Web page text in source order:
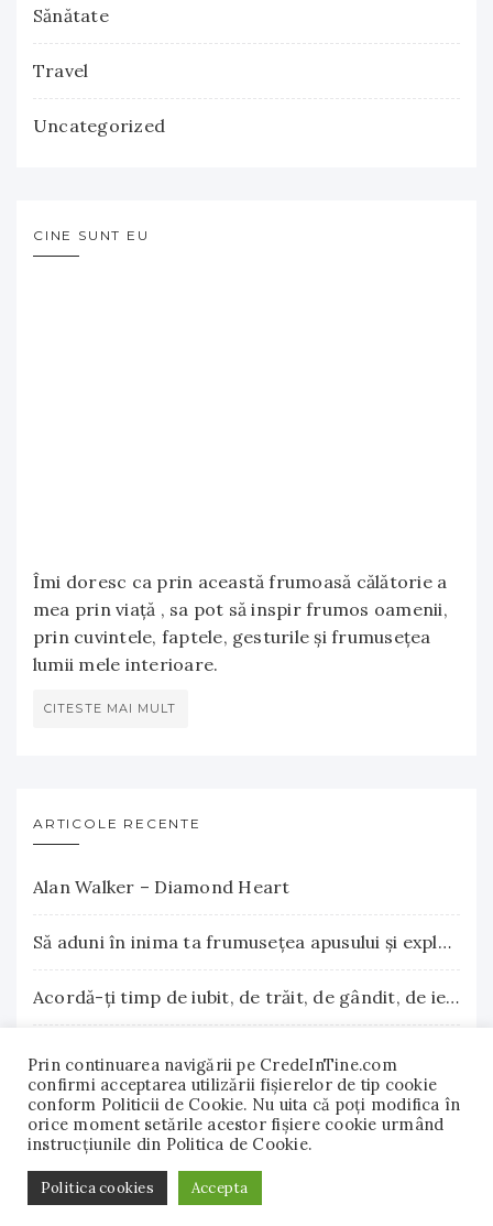
Sănătate
Travel
Uncategorized
CINE SUNT EU
Îmi doresc ca prin această frumoasă călătorie a
mea prin viață , sa pot să inspir frumos oamenii,
prin cuvintele, faptele, gesturile și frumusețea
lumii mele interioare.
CITESTE MAI MULT
ARTICOLE RECENTE
Alan Walker – Diamond Heart
Să aduni în inima ta frumuseţea apusului şi explozia nesfârşită a răsăritului
Acordă-ţi timp de iubit, de trăit, de gândit, de iertat
Surse naturale de biotină care încurajează creşterea părului. Vitamina B7 susţine sănătatea părului, pielii şi unghiilor
© 2018 - 2022 CredeInTine.com. Toate drepturile
rezervate.
Prin continuarea navigării pe CredeInTine.com
confirmi acceptarea utilizării fişierelor de tip cookie
conform Politicii de Cookie. Nu uita că poți modifica în
orice moment setările acestor fişiere cookie urmând
instrucțiunile din Politica de Cookie.
Politica cookies Accepta